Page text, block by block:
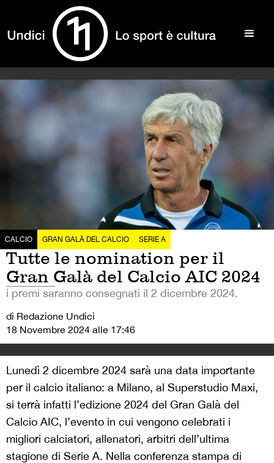
CALCIO GRAN GALÀ DEL CALCIO SERIE A
Tutte le nomination per il
Gran Galà del Calcio AIC 2024
i premi saranno consegnati il 2 dicembre 2024.
di Redazione Undici
18 Novembre 2024 alle 17:46
Lunedì 2 dicembre 2024 sarà una data importante
per il calcio italiano: a Milano, al Superstudio Maxi,
si terrà infatti l’edizione 2024 del Gran Galà del
Calcio AIC, l’evento in cui vengono celebrati i
migliori calciatori, allenatori, arbitri dell’ultima
stagione di Serie A. Nella conferenza stampa di